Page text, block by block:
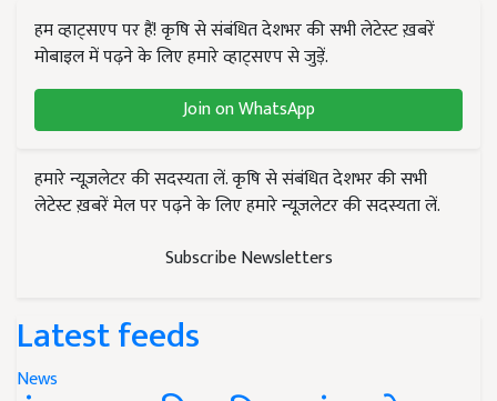
हम व्हाट्सएप पर हैं! कृषि से संबंधित देशभर की सभी लेटेस्ट ख़बरें
मोबाइल में पढ़ने के लिए हमारे व्हाट्सएप से जुड़ें.
Join on WhatsApp
हमारे न्यूज़लेटर की सदस्यता लें. कृषि से संबंधित देशभर की सभी
लेटेस्ट ख़बरें मेल पर पढ़ने के लिए हमारे न्यूज़लेटर की सदस्यता लें.
Subscribe Newsletters
Latest feeds
News